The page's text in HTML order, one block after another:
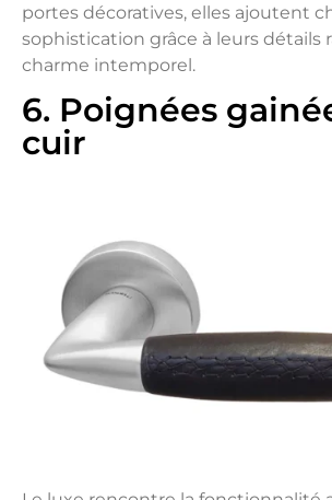
portes décoratives, elles ajoutent
sophistication grâce à leurs détails
charme intemporel.
6. Poignées
cuir